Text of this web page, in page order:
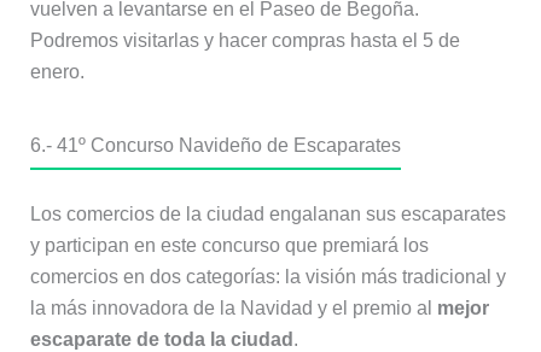
vuelven a levantarse en el Paseo de Begoña.
Podremos visitarlas y hacer compras hasta el 5 de
enero.
6.- 41º Concurso Navideño de Escaparates
Los comercios de la ciudad engalanan sus escaparates
y participan en este concurso que premiará los
comercios en dos categorías: la visión más tradicional y
la más innovadora de la Navidad y el premio al mejor
escaparate de toda la ciudad .